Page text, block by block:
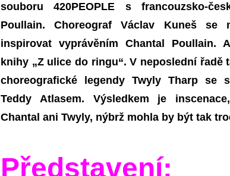
souboru 420PEOPLE s francouzsko-
Poullain. Choreograf Václav Kuneš se
inspirovat vyprávěním Chantal Poullain.
knihy „Z ulice do ringu“. V neposlední řadě
choreografické legendy Twyly Tharp se
Teddy Atlasem. Výsledkem je
Chantal ani Twyly, nýbrž mohla by být tak
Představení: